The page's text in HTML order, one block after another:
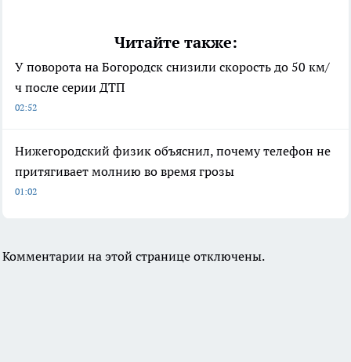
Читайте также:
У поворота на Богородск снизили скорость до 50 км/
ч после серии ДТП
02:52
Нижегородский физик объяснил, почему телефон не
притягивает молнию во время грозы
01:02
Комментарии на этой странице отключены.